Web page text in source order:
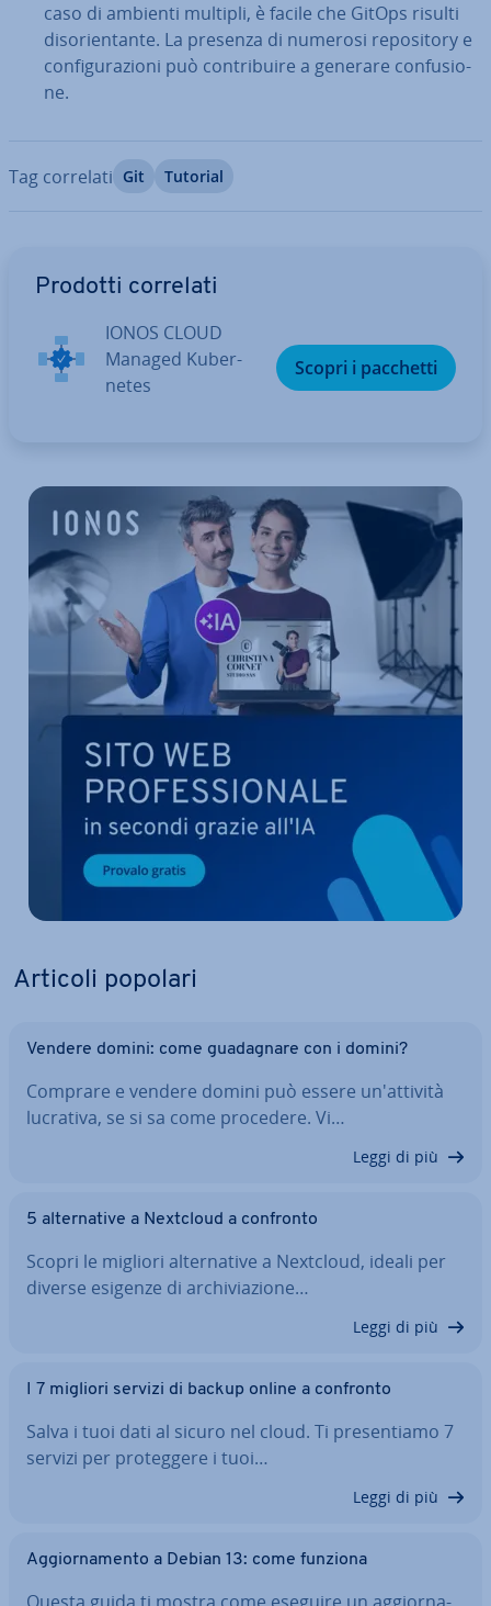
caso di ambienti multipli, è facile che GitOps risulti
di­so­rien­tan­te. La presenza di numerosi re­po­si­to­ry e
con­fi­gu­ra­zio­ni può con­tri­bui­re a generare con­fu­sio­
ne.
Tag correlati Git Tutorial
Prodotti correlati
IONOS CLOUD
Managed Ku­ber­
ne­tes
Scopri i pacchetti
Articoli popolari
Vendere domini: come gua­da­gna­re con i domini?
Comprare e vendere domini può essere un'at­ti­vi­tà
lucrativa, se si sa come procedere. Vi…
Leggi di più
5 al­ter­na­ti­ve a Nextcloud a confronto
Scopri le migliori al­ter­na­ti­ve a Nextcloud, ideali per
diverse esigenze di ar­chi­via­zio­ne…
Leggi di più
I 7 migliori servizi di backup online a confronto
Salva i tuoi dati al sicuro nel cloud. Ti pre­sen­tia­mo 7
servizi per pro­teg­ge­re i tuoi…
Leggi di più
Ag­gior­na­men­to a Debian 13: come funziona